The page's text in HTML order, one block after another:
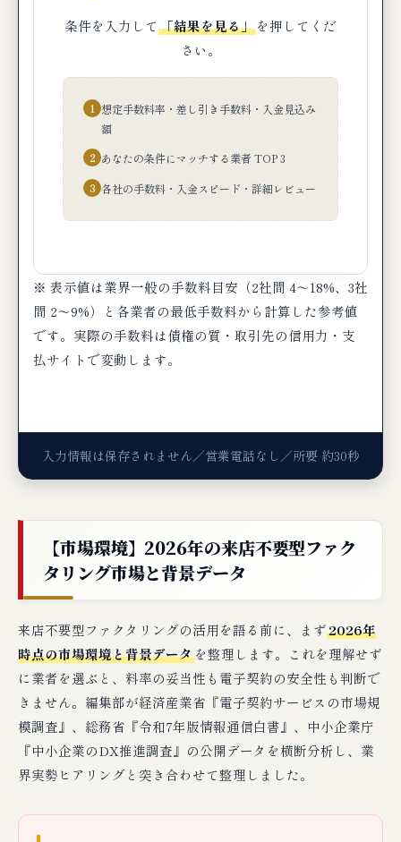
条件を入力して「結果を見る」を押してくだ
さい。
1
想定手数料率・差し引き手数料・入金見込み
額
2 あなたの条件にマッチする業者 TOP 3
3 各社の手数料・入金スピード・詳細レビュー
※ 表示値は業界一般の手数料目安（2社間 4〜18%、3社
間 2〜9%）と各業者の最低手数料から計算した参考値
です。実際の手数料は債権の質・取引先の信用力・支
払サイトで変動します。
入力情報は保存されません／営業電話なし／所要 約30秒
【市場環境】2026年の来店不要型ファク
タリング市場と背景データ
来店不要型ファクタリングの活用を語る前に、まず2026年
時点の市場環境と背景データを整理します。これを理解せず
に業者を選ぶと、料率の妥当性も電子契約の安全性も判断で
きません。編集部が経済産業省『電子契約サービスの市場規
模調査』、総務省『令和7年版情報通信白書』、中小企業庁
『中小企業のDX推進調査』の公開データを横断分析し、業
界実勢ヒアリングと突き合わせて整理しました。